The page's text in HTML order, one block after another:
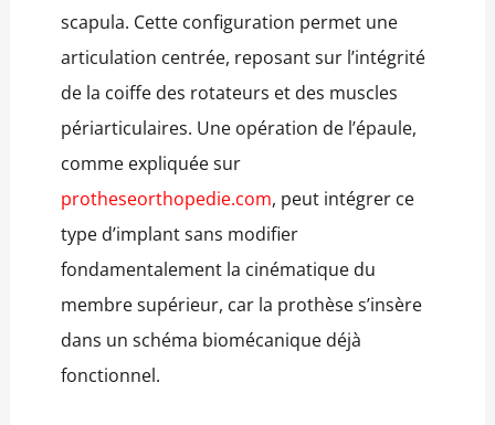
scapula. Cette configuration permet une
articulation centrée, reposant sur l’intégrité
de la coiffe des rotateurs et des muscles
périarticulaires. Une opération de l’épaule,
comme expliquée sur
protheseorthopedie.com, peut intégrer ce
type d’implant sans modifier
fondamentalement la cinématique du
membre supérieur, car la prothèse s’insère
dans un schéma biomécanique déjà
fonctionnel.